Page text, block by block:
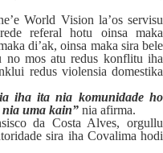
World Vision la’os servisu
referal hotu oinsa maka
di’ak, oinsa maka sira bele
no mos atu redus konflitu iha
redus violensia domestika
iha ita nia komunidade ho
uma kain” nia afirma.
da Costa Alves, orgullu
sira iha Covalima hodi